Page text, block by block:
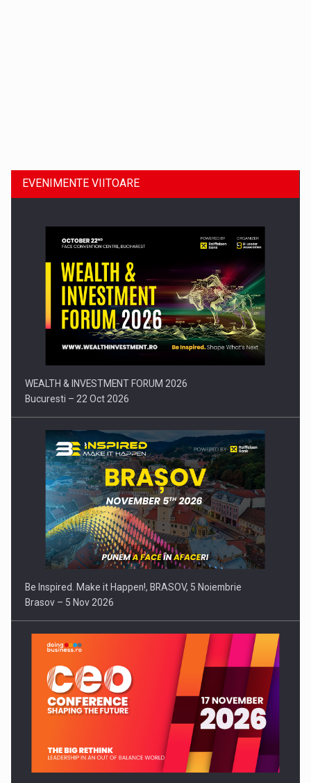
Comunicat de presa: Joburile part-time reincep sa intre pe…
EVENIMENTE VIITOARE
WEALTH & INVESTMENT FORUM 2026
Bucuresti – 22 Oct 2026
Be Inspired. Make it Happen!, BRASOV, 5 Noiembrie
Brasov – 5 Nov 2026